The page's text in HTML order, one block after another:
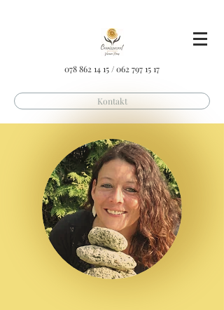
078 862 14 15 /062 797 15 17
Kontakt